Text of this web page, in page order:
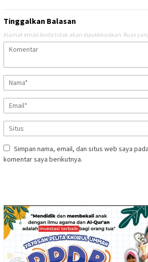
Tinggalkan Balasan
Alamat email Anda tidak akan dipublikasikan. Ruas
Simpan nama, email, dan situs web saya
komentar saya berikutnya.